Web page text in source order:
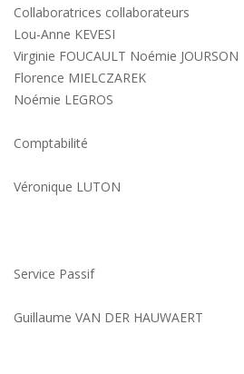
Collaboratrices collaborateurs
Lou-Anne KEVESI
Virginie FOUCAULT Noémie JOURSON
Florence MIELCZAREK
Noémie LEGROS
Comptabilité
Véronique LUTON
Service Passif
Guillaume VAN DER HAUWAERT